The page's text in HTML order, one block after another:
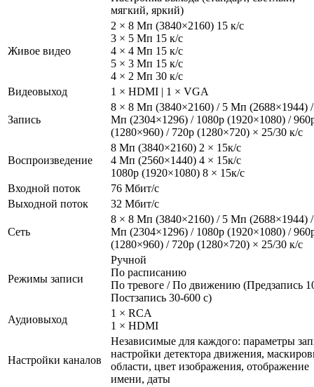
мягкий, яркий)
Живое видео
2 × 8 Мп (3840×2160) 15 к/с
3 × 5 Мп 15 к/с
4 × 4 Мп 15 к/с
5 × 3 Мп 15 к/с
4 × 2 Мп 30 к/с
Видеовыход
1 × HDMI | 1 × VGA
Запись
8 × 8 Мп (3840×2160) / 5 Мп (2688×1944)
Мп (2304×1296) / 1080p (1920×1080) /
(1280×960) / 720p (1280×720) × 25/30 к/с
Воспроизведение
8 Мп (3840×2160) 2 × 15к/с
4 Мп (2560×1440) 4 × 15к/с
1080р (1920×1080) 8 × 15к/с
Входной поток
76 Мбит/с
Выходной поток
32 Мбит/с
Сеть
8 × 8 Мп (3840×2160) / 5 Мп (2688×1944)
Мп (2304×1296) / 1080p (1920×1080) /
(1280×960) / 720p (1280×720) × 25/30 к/с
Режимы записи
Ручной
По расписанию
По тревоге / По движению (Предзапись
Постзапись 30-600 с)
Аудиовыход
1 × RCA
1 × HDMI
Настройки каналов
Независимые для каждого: параметры
настройки детектора движения,
области, цвет изображения, отображение
имени, даты